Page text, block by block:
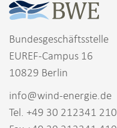
Bundesgeschäftsstelle
EUREF-Campus 16
10829 Berlin
info@wind-energie.de
Tel. +49 30 212341 210